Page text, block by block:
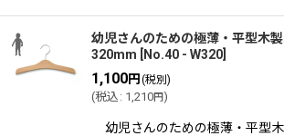
幼児さんのための極薄・平型木
320mm
No.40 - W320
1,100円 (税別)
(税込 : 1,210円)
幼児さんのための極薄・平型